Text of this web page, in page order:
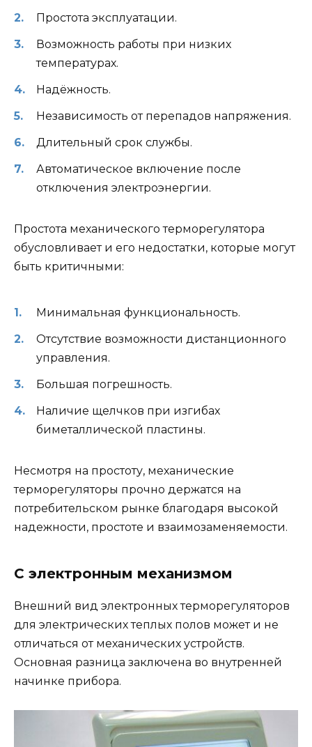
Простота эксплуатации.
Возможность работы при низких
температурах.
Надёжность.
Независимость от перепадов напряжения.
Длительный срок службы.
Автоматическое включение после
отключения электроэнергии.
Простота механического терморегулятора
обусловливает и его недостатки, которые могут
быть критичными:
Минимальная функциональность.
Отсутствие возможности дистанционного
управления.
Большая погрешность.
Наличие щелчков при изгибах
биметаллической пластины.
Несмотря на простоту, механические
терморегуляторы прочно держатся на
потребительском рынке благодаря высокой
надежности, простоте и взаимозаменяемости.
С электронным механизмом
Внешний вид электронных терморегуляторов
для электрических теплых полов может и не
отличаться от механических устройств.
Основная разница заключена во внутренней
начинке прибора.